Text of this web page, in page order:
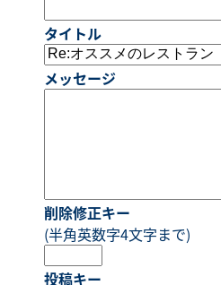
タイトル
メッセージ
削除修正キー
(半角英数字4文字まで)
投稿キー